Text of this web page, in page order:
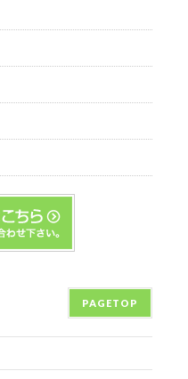
PAGETOP